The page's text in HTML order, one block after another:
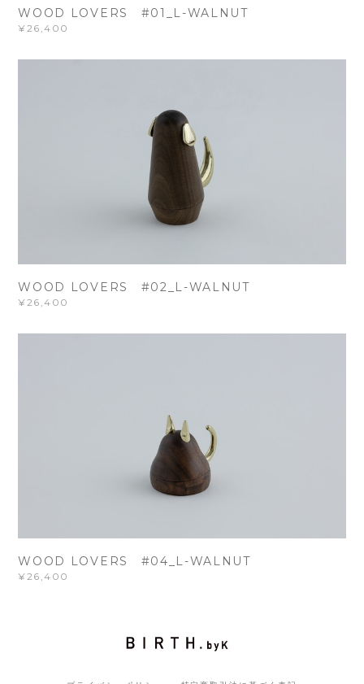
WOOD LOVERS #01_L-WALNUT
¥26,400
WOOD LOVERS #02_L-WALNUT
¥26,400
WOOD LOVERS #04_L-WALNUT
¥26,400